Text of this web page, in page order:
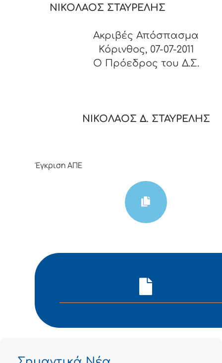
ΝΙΚΟΛΑΟΣ ΣΤΑΥΡΕΛΗΣ
Ακριβές Απόσπασμα
Κόρινθος, 07-07-2011
O Πρόεδρος του Δ.Σ.
ΝΙΚΟΛΑΟΣ Δ. ΣΤΑΥΡΕΛΗΣ
Έγκριση ΑΠΕ